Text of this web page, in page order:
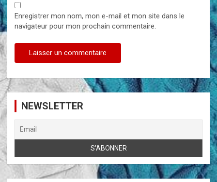
Enregistrer mon nom, mon e-mail et mon site dans le
navigateur pour mon prochain commentaire.
NEWSLETTER